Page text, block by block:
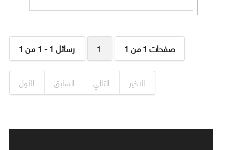
رسائل 1 - 1 من 1 1 صفحات 1 من 1
الأول السابق التالي الأخير